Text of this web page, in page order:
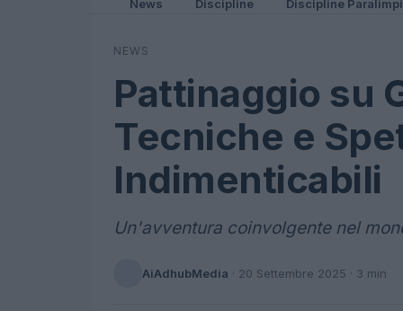
News Discipline Discipline
NEWS
Pattinaggio su
Tecniche e
Indimenticabili
Un'avventura coinvolgente nel
AiAdhubMedia · 20 Settembre 2025 · 3 min